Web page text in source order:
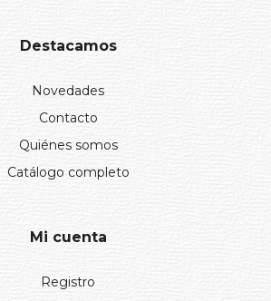
Destacamos
Novedades
Contacto
Quiénes somos
Catálogo completo
Mi cuenta
Registro